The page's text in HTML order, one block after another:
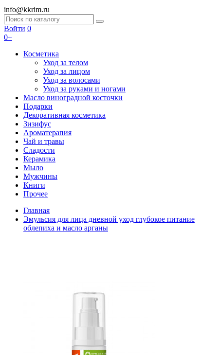
info@kkrim.ru
Войти 0
0+
Косметика
Уход за телом
Уход за лицом
Уход за волосами
Уход за руками и ногами
Масло виноградной косточки
Подарки
Декоративная косметика
Зизифус
Ароматерапия
Чай и травы
Сладости
Керамика
Мыло
Мужчины
Книги
Прочее
Главная
Эмульсия для лица дневной уход глубокое питание
облепиха и масло арганы